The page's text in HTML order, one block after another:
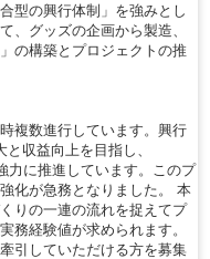
型の興行体制」を強みとし
、グッズの企画から製造、
の構築とプロジェクトの推
複数進行しています。興行
収益向上を目指し、
力に推進しています。このプ
化が急務となりました。 本
りの一連の流れを捉えてプ
務経験値が求められます。
引していただける方を募集